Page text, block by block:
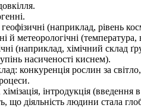
(наприклад, рівень
метеорологічні (температура,
(наприклад, хімічний склад
насиченості киснем).
конкуренція рослин за
інтродукція (введення
що діяльність людини стала